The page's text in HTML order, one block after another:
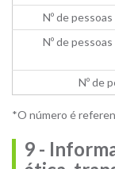
Nº de
Nº de
Nº de
*O número é
9 -